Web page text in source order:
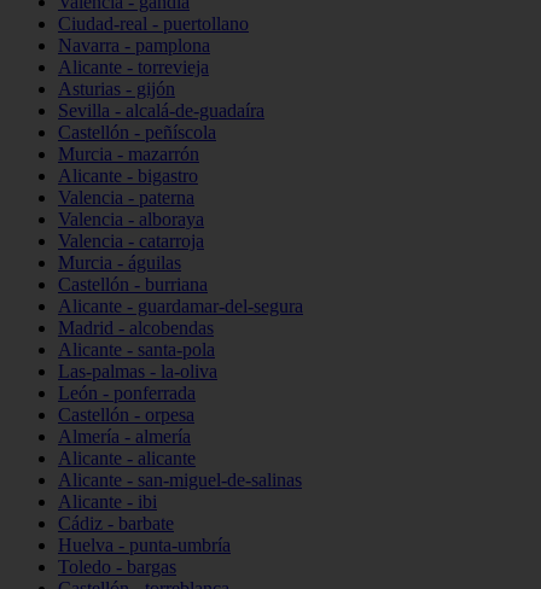
Ciudad-real - puertollano
Navarra - pamplona
Alicante - torrevieja
Asturias - gijón
Sevilla - alcalá-de-guadaíra
Castellón - peñíscola
Murcia - mazarrón
Alicante - bigastro
Valencia - paterna
Valencia - alboraya
Valencia - catarroja
Murcia - águilas
Castellón - burriana
Alicante - guardamar-del-segura
Madrid - alcobendas
Alicante - santa-pola
Las-palmas - la-oliva
León - ponferrada
Castellón - orpesa
Almería - almería
Alicante - alicante
Alicante - san-miguel-de-salinas
Alicante - ibi
Cádiz - barbate
Huelva - punta-umbría
Toledo - bargas